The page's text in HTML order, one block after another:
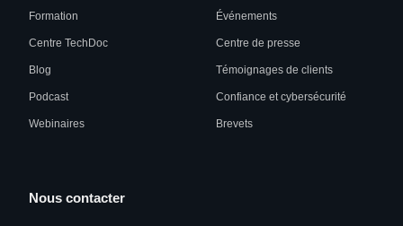
Formation
Centre TechDoc
Blog
Podcast
Webinaires
Événements
Centre de presse
Témoignages de clients
Confiance et cybersécurité
Brevets
Nous contacter